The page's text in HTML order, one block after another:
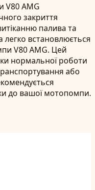
V80 AMG
закриття
палива та
встановлюється
V80 AMG. Цей
нормальної роботи
або
до вашої мотопомпи.